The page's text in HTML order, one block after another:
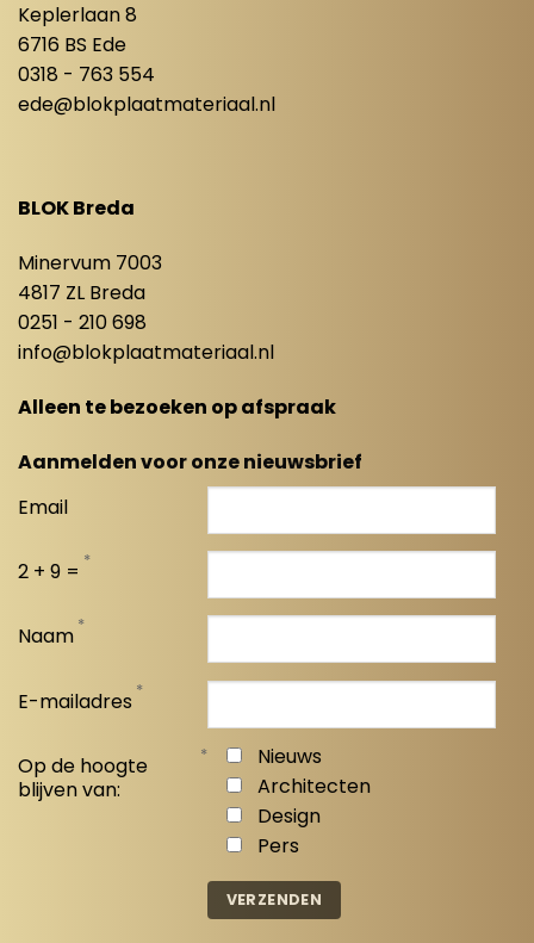
Keplerlaan 8
6716 BS Ede
0318 - 763 554
ede@blokplaatmateriaal.nl
BLOK Breda
Minervum 7003
4817 ZL Breda
0251 - 210 698
info@blokplaatmateriaal.nl
Alleen te bezoeken op afspraak
Aanmelden voor onze nieuwsbrief
Email
2 + 9 = *
Naam *
E-mailadres *
Op de hoogte
blijven van:
*
Nieuws
Architecten
Design
Pers